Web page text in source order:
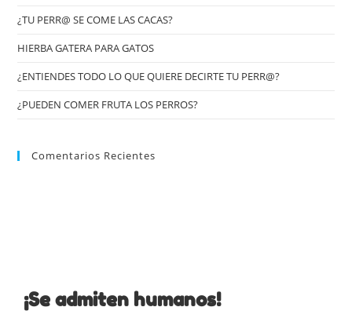
¿TU PERR@ SE COME LAS CACAS?
HIERBA GATERA PARA GATOS
¿ENTIENDES TODO LO QUE QUIERE DECIRTE TU PERR@?
¿PUEDEN COMER FRUTA LOS PERROS?
Comentarios Recientes
¡Se admiten humanos!